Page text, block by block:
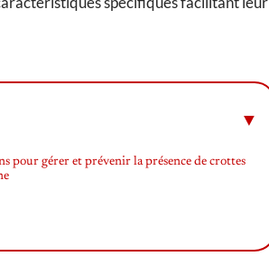
pour gérer et prévenir la présence de crottes